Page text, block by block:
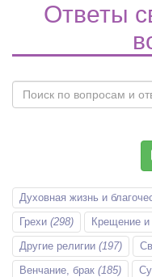
Ответы
Духовная жизнь и
Грехи (298) Крещение и
Другие религии (197)
Венчание, брак (185)